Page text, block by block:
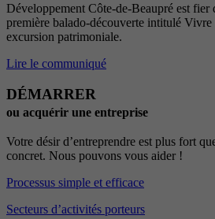
Développement Côte-de-Beaupré est fier
première balado-découverte intitulé
excursion patrimoniale.
Lire le communiqué
DÉMARRER
ou acquérir une entreprise
Votre désir d’entreprendre est plus fort
concret. Nous pouvons vous aider !
Processus simple et efficace
Secteurs d’activités porteurs